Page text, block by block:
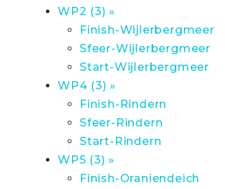
WP2 (3) »
Finish-Wijlerbergmeer
Sfeer-Wijlerbergmeer
Start-Wijlerbergmeer
WP4 (3) »
Finish-Rindern
Sfeer-Rindern
Start-Rindern
WP5 (3) »
Finish-Oraniendeich